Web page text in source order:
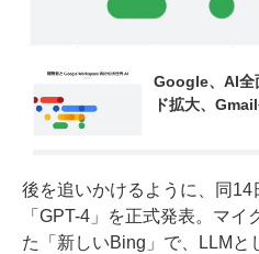
Google、AI全
ド拡大、
後を追いかけるように、同14
「GPT-4」を正式発表。マ
た「新しいBing」で、LLMと